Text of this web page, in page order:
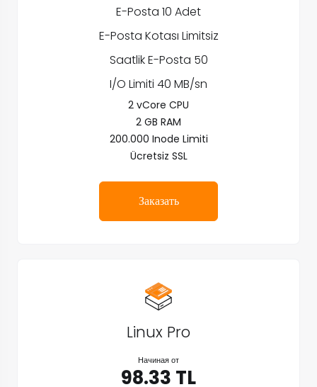
E-Posta 10 Adet
E-Posta Kotası Limitsiz
Saatlik E-Posta 50
I/O Limiti 40 MB/sn
2 vCore CPU
2 GB RAM
200.000 Inode Limiti
Ücretsiz SSL
Заказать
Linux Pro
Начиная от
98.33 TL